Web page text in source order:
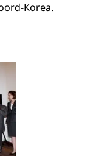
Korea.
Open de galerij in vergrote